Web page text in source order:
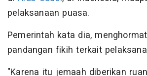
pelaksanaan puasa.
Pemerintah kata dia,
pandangan fikih terkait
"Karena itu jemaah diberikan